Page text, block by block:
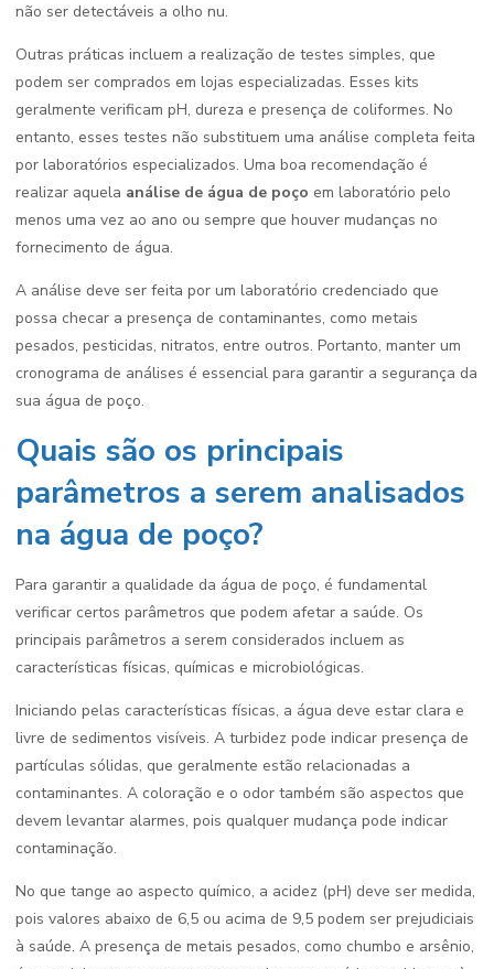
não ser detectáveis a olho nu.
Outras práticas incluem a realização de testes simples, que
podem ser comprados em lojas especializadas. Esses kits
geralmente verificam pH, dureza e presença de coliformes. No
entanto, esses testes não substituem uma análise completa feita
por laboratórios especializados. Uma boa recomendação é
realizar aquela análise de água de poço em laboratório pelo
menos uma vez ao ano ou sempre que houver mudanças no
fornecimento de água.
A análise deve ser feita por um laboratório credenciado que
possa checar a presença de contaminantes, como metais
pesados, pesticidas, nitratos, entre outros. Portanto, manter um
cronograma de análises é essencial para garantir a segurança da
sua água de poço.
Quais são os principais
parâmetros a serem analisados
na água de poço?
Para garantir a qualidade da água de poço, é fundamental
verificar certos parâmetros que podem afetar a saúde. Os
principais parâmetros a serem considerados incluem as
características físicas, químicas e microbiológicas.
Iniciando pelas características físicas, a água deve estar clara e
livre de sedimentos visíveis. A turbidez pode indicar presença de
partículas sólidas, que geralmente estão relacionadas a
contaminantes. A coloração e o odor também são aspectos que
devem levantar alarmes, pois qualquer mudança pode indicar
contaminação.
No que tange ao aspecto químico, a acidez (pH) deve ser medida,
pois valores abaixo de 6,5 ou acima de 9,5 podem ser prejudiciais
à saúde. A presença de metais pesados, como chumbo e arsênio,